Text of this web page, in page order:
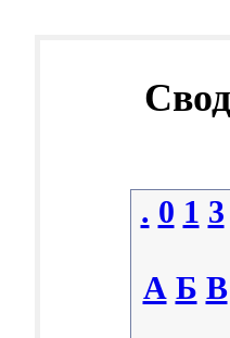
. 0 1 3
А Б В